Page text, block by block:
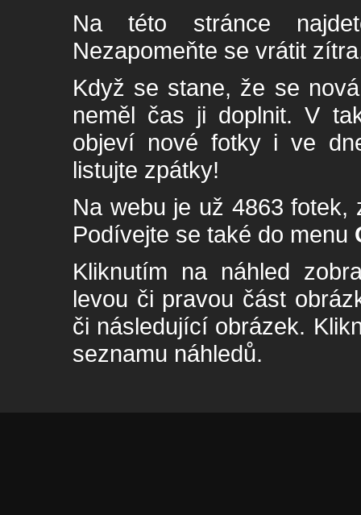
Na této stránce
Nezapomeňte se vrátit
Když se stane, že se
neměl čas ji doplnit. V
objeví nové fotky i ve
listujte zpátky!
Na webu je už 4863
Podívejte se také do menu
Kliknutím na náhled
levou či pravou část
či následující obrázek.
seznamu náhledů.